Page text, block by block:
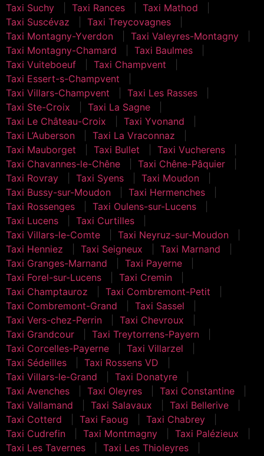
Taxi Suchy
Taxi Rances
Taxi Mathod
Taxi Suscévaz
Taxi Treycovagnes
Taxi Montagny-Yverdon
Taxi Valeyres-Montagny
Taxi Montagny-Chamard
Taxi Baulmes
Taxi Vuiteboeuf
Taxi Champvent
Taxi Essert-s-Champvent
Taxi Villars-Champvent
Taxi Les Rasses
Taxi Ste-Croix
Taxi La Sagne
Taxi Le Château-Croix
Taxi Yvonand
Taxi L’Auberson
Taxi La Vraconnaz
Taxi Mauborget
Taxi Bullet
Taxi Vucherens
Taxi Chavannes-le-Chêne
Taxi Chêne-Pâquier
Taxi Rovray
Taxi Syens
Taxi Moudon
Taxi Bussy-sur-Moudon
Taxi Hermenches
Taxi Rossenges
Taxi Oulens-sur-Lucens
Taxi Lucens
Taxi Curtilles
Taxi Villars-le-Comte
Taxi Neyruz-sur-Moudon
Taxi Henniez
Taxi Seigneux
Taxi Marnand
Taxi Granges-Marnand
Taxi Payerne
Taxi Forel-sur-Lucens
Taxi Cremin
Taxi Champtauroz
Taxi Combremont-Petit
Taxi Combremont-Grand
Taxi Sassel
Taxi Vers-chez-Perrin
Taxi Chevroux
Taxi Grandcour
Taxi Treytorrens-Payern
Taxi Corcelles-Payerne
Taxi Villarzel
Taxi Sédeilles
Taxi Rossens VD
Taxi Villars-le-Grand
Taxi Donatyre
Taxi Avenches
Taxi Oleyres
Taxi Constantine
Taxi Vallamand
Taxi Salavaux
Taxi Bellerive
Taxi Cotterd
Taxi Faoug
Taxi Chabrey
Taxi Cudrefin
Taxi Montmagny
Taxi Palézieux
Taxi Les Tavernes
Taxi Les Thioleyres